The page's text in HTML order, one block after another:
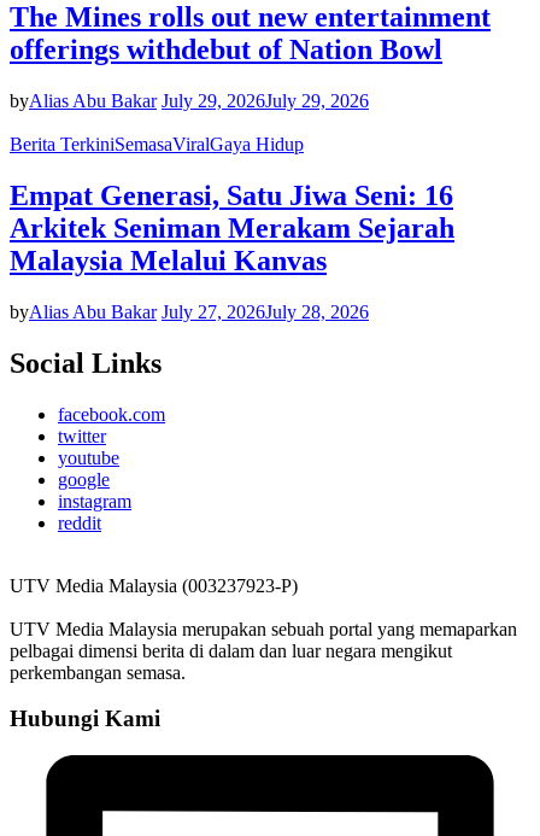
The Mines rolls out new entertainment
offerings withdebut of Nation Bowl
byAlias Abu Bakar July 29, 2026July 29, 2026
Berita TerkiniSemasaViralGaya Hidup
Empat Generasi, Satu Jiwa Seni: 16
Arkitek Seniman Merakam Sejarah
Malaysia Melalui Kanvas
byAlias Abu Bakar July 27, 2026July 28, 2026
Social Links
facebook.com
twitter
youtube
google
instagram
reddit
UTV Media Malaysia (003237923-P)
UTV Media Malaysia merupakan sebuah portal yang memaparkan
pelbagai dimensi berita di dalam dan luar negara mengikut
perkembangan semasa.
Hubungi Kami